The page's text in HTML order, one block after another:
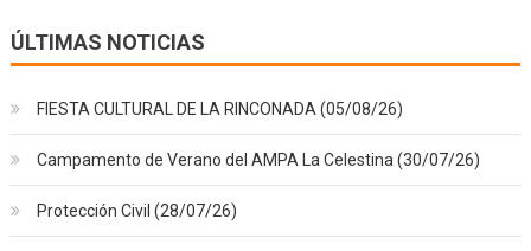
ÚLTIMAS NOTICIAS
FIESTA CULTURAL DE LA RINCONADA (05/08/26)
Campamento de Verano del AMPA La Celestina (30/07/26)
Protección Civil (28/07/26)